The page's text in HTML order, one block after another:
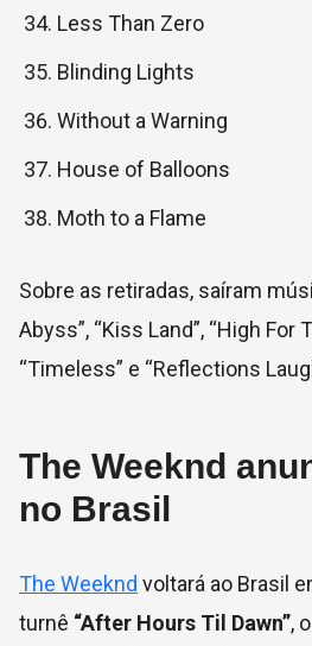
Less Than Zero
Blinding Lights
Without a Warning
House of Balloons
Moth to a Flame
Sobre as retiradas, saíram
Abyss”, “Kiss Land”, “High For
“Timeless” e “Reflections
The Weeknd
no Brasil
The Weeknd voltará ao Brasil
turnê “After Hours Til Dawn”,